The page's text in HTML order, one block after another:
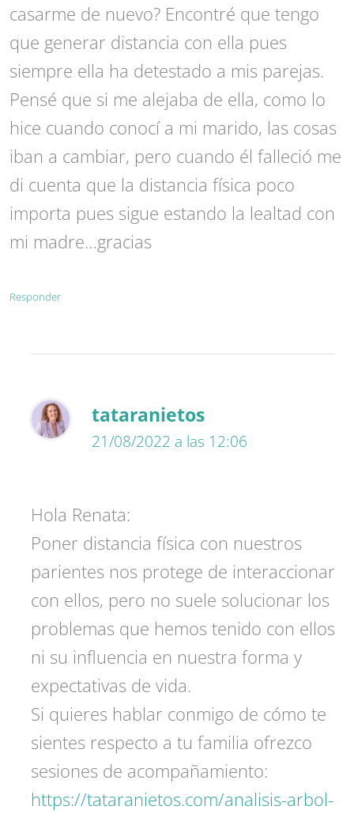
casarme de nuevo? Encontré que tengo
que generar distancia con ella pues
siempre ella ha detestado a mis parejas.
Pensé que si me alejaba de ella, como lo
hice cuando conocí a mi marido, las cosas
iban a cambiar, pero cuando él falleció me
di cuenta que la distancia física poco
importa pues sigue estando la lealtad con
mi madre…gracias
Responder
tataranietos
21/08/2022 a las 12:06
Hola Renata:
Poner distancia física con nuestros
parientes nos protege de interaccionar
con ellos, pero no suele solucionar los
problemas que hemos tenido con ellos
ni su influencia en nuestra forma y
expectativas de vida.
Si quieres hablar conmigo de cómo te
sientes respecto a tu familia ofrezco
sesiones de acompañamiento:
https://tataranietos.com/analisis-arbol-